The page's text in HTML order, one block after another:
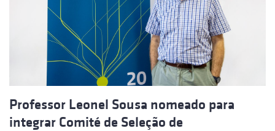
Professor Leonel Sousa nomeado para
integrar Comité de Seleção de